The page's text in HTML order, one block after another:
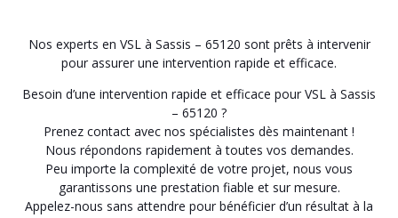
Nos experts en VSL à Sassis – 65120 sont prêts à intervenir
pour assurer une intervention rapide et efficace.
Besoin d’une intervention rapide et efficace pour VSL à Sassis
– 65120 ?
Prenez contact avec nos spécialistes dès maintenant !
Nous répondons rapidement à toutes vos demandes.
Peu importe la complexité de votre projet, nous vous
garantissons une prestation fiable et sur mesure.
Appelez-nous sans attendre pour bénéficier d’un résultat à la